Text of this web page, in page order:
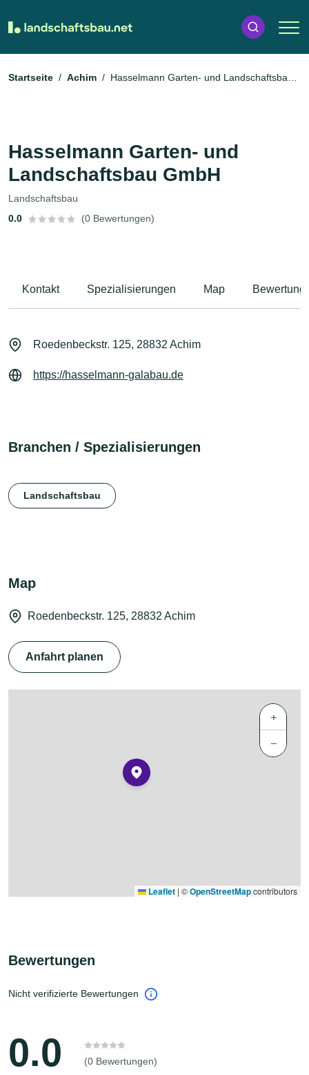
Startseite Achim
Hasselmann Garten- und Landschaftsbau
Hasselmann Garten- und
Landschaftsbau GmbH
Landschaftsbau
0.0
(0 Bewertungen)
Kontakt Spezialisierungen Map
Roedenbeckstr. 125, 28832 Achim
https://hasselmann-galabau.de
Branchen / Spezialisierungen
Landschaftsbau
Map
Roedenbeckstr. 125, 28832 Achim
Anfahrt planen
+
−
Leaflet | ©OpenStreetMapcontributors
Bewertungen
Nicht verifizierte Bewertungen
0.0 (0 Bewertungen)